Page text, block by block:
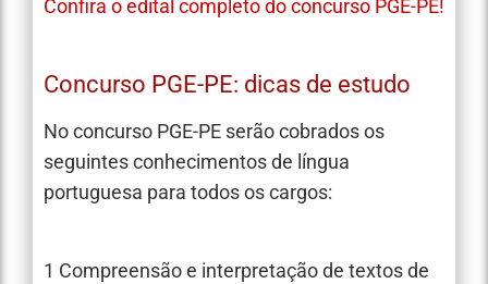
Confira o edital completo do concurso PGE-PE!
Concurso PGE-PE: dicas de estudo
No concurso PGE-PE serão cobrados os
seguintes conhecimentos de língua
portuguesa para todos os cargos:
1 Compreensão e interpretação de textos de